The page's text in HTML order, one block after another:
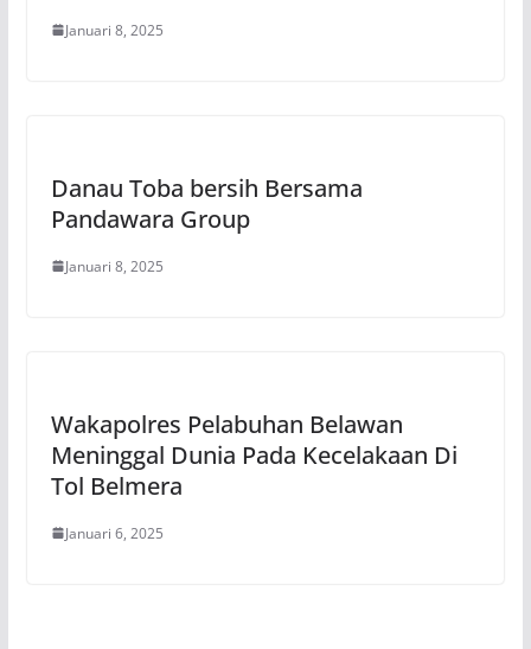
Januari 8, 2025
Danau Toba bersih Bersama
Pandawara Group
Januari 8, 2025
Wakapolres Pelabuhan Belawan
Meninggal Dunia Pada Kecelakaan Di
Tol Belmera
Januari 6, 2025